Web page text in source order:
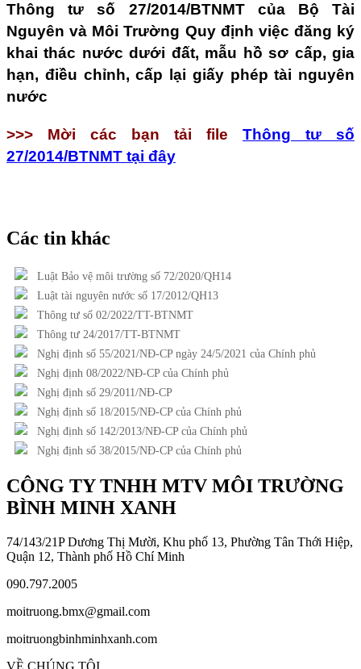
Thông tư số 27/2014/BTNMT của Bộ Tài
Nguyên và Môi Trường Quy định việc đăng ký
khai thác nước dưới đất, mẫu hồ sơ cấp, gia
hạn, điều chỉnh, cấp lại giấy phép tài nguyên
nước
>>> Mời các bạn tải file Thông tư số
27/2014/BTNMT tại đây
Các tin khác
Luật Bảo vệ môi trường số 72/2020/QH14
Luật tài nguyên nước số 17/2012/QH13
Thông tư số 02/2022/TT-BTNMT
Thông tư 24/2017/TT-BTNMT
Nghị định số 55/2021/NĐ-CP ngày 24/5/2021 của Chính phủ
Nghị định 08/2022/NĐ-CP của Chính phủ
Nghị định số 29/2011/NĐ-CP
Nghị định số 18/2015/NĐ-CP của Chính phủ
Nghị định số 142/2013/NĐ-CP của Chính phủ
Nghị định số 38/2015/NĐ-CP của Chính phủ
CÔNG TY TNHH MTV MÔI TRƯỜNG
BÌNH MINH XANH
74/143/21P Dương Thị Mười, Khu phố 13, Phường Tân Thới Hiệp,
Quận 12, Thành phố Hồ Chí Minh
090.797.2005
moitruong.bmx@gmail.com
moitruongbinhminhxanh.com
VỀ CHÚNG TÔI